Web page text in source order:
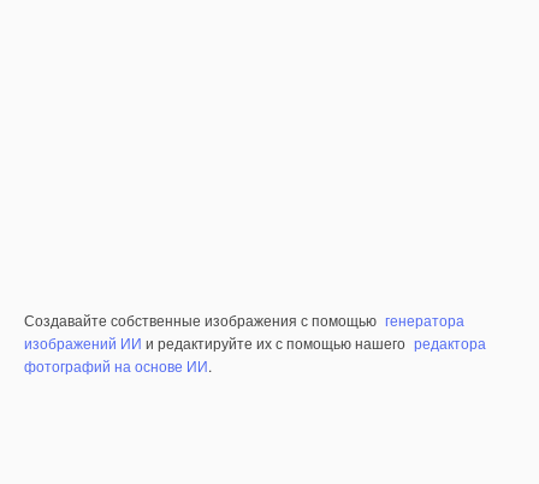
Создавайте собственные изображения с помощью генератора
изображений ИИ и редактируйте их с помощью нашего редактора
фотографий на основе ИИ.